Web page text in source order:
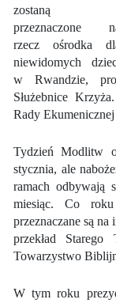
zostaną
przeznaczone
rzecz ośrodka
niewidomych
w Rwandzie,
Służebnice
Rady
Tydzień Modlitw
stycznia, ale
ramach odbywają
miesiąc. Co
przeznaczane są
przekład
Towarzystwo
W tym roku